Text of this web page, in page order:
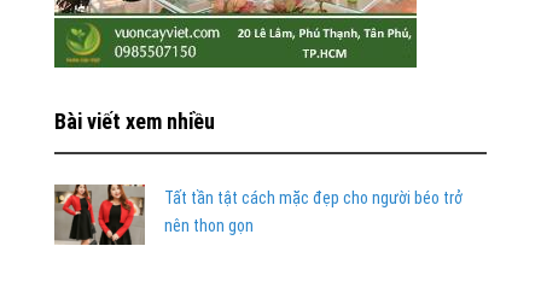
Bài viết xem nhiều
Tất tần tật cách mặc đẹp cho người béo trở
nên thon gọn